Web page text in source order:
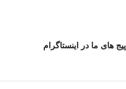
پیج های ما در اینستاگرام